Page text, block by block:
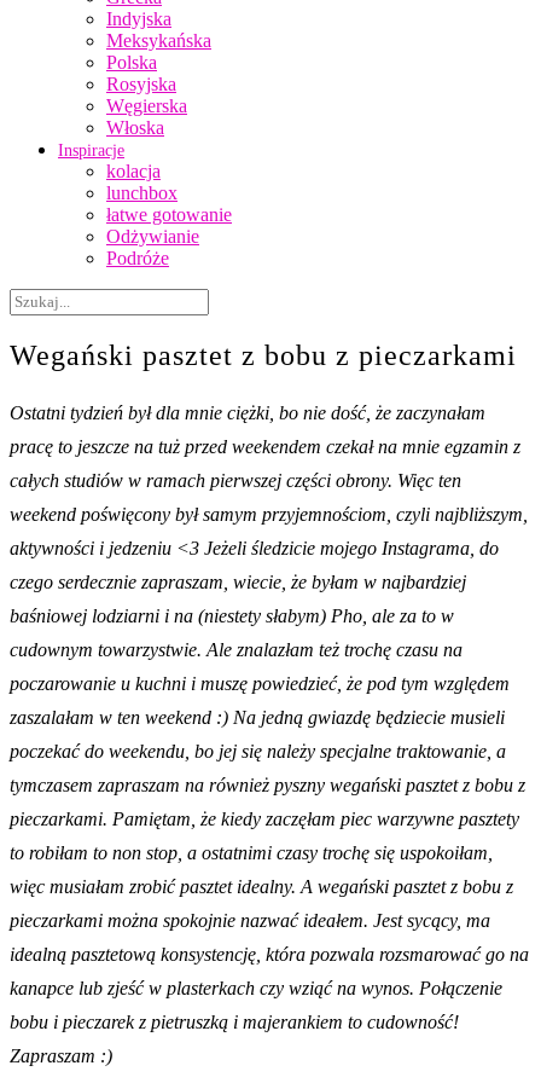
Indyjska
Meksykańska
Polska
Rosyjska
Węgierska
Włoska
Inspiracje
kolacja
lunchbox
łatwe gotowanie
Odżywianie
Podróże
Wegański pasztet z bobu z pieczarkami
Ostatni tydzień był dla mnie ciężki, bo nie dość, że zaczynałam
pracę to jeszcze na tuż przed weekendem czekał na mnie egzamin z
całych studiów w ramach pierwszej części obrony. Więc ten
weekend poświęcony był samym przyjemnościom, czyli najbliższym,
aktywności i jedzeniu <3 Jeżeli śledzicie mojego Instagrama, do
czego serdecznie zapraszam, wiecie, że byłam w najbardziej
baśniowej lodziarni i na (niestety słabym) Pho, ale za to w
cudownym towarzystwie. Ale znalazłam też trochę czasu na
poczarowanie u kuchni i muszę powiedzieć, że pod tym względem
zaszalałam w ten weekend :) Na jedną gwiazdę będziecie musieli
poczekać do weekendu, bo jej się należy specjalne traktowanie, a
tymczasem zapraszam na również pyszny wegański pasztet z bobu z
pieczarkami. Pamiętam, że kiedy zaczęłam piec warzywne pasztety
to robiłam to non stop, a ostatnimi czasy trochę się uspokoiłam,
więc musiałam zrobić pasztet idealny. A wegański pasztet z bobu z
pieczarkami można spokojnie nazwać ideałem. Jest sycący, ma
idealną pasztetową konsystencję, która pozwala rozsmarować go na
kanapce lub zjeść w plasterkach czy wziąć na wynos. Połączenie
bobu i pieczarek z pietruszką i majerankiem to cudowność!
Zapraszam :)